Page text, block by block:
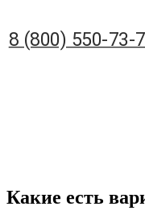
Какие есть